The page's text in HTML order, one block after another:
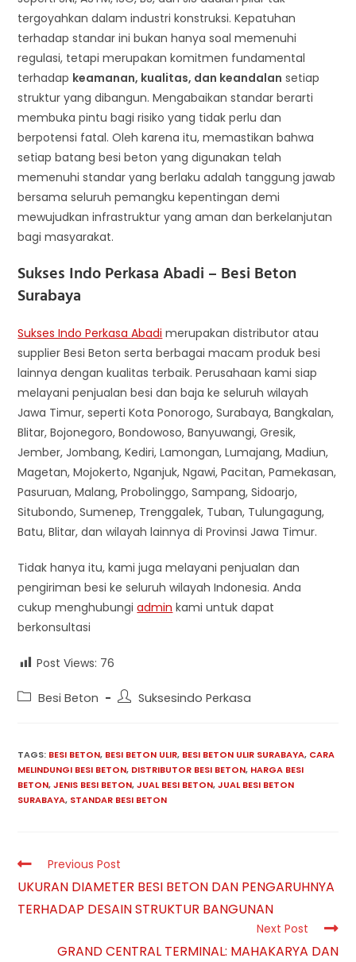
tergoyahkan dalam industri konstruksi. Kepatuhan
terhadap standar ini bukan hanya soal memenuhi
regulasi, tetapi merupakan komitmen fundamental
terhadap keamanan, kualitas, dan keandalan setiap
struktur yang dibangun. Mengabaikan standar berarti
membuka pintu bagi risiko yang tidak perlu dan
berpotensi fatal. Oleh karena itu, memastikan bahwa
setiap batang besi beton yang digunakan telah
memenuhi standar yang berlaku adalah tanggung jawab
bersama seluruh pemangku kepentingan demi
mewujudkan infrastruktur yang aman dan berkelanjutan
bagi masyarakat.
Sukses Indo Perkasa Abadi – Besi Beton
Surabaya
Sukses Indo Perkasa Abadi merupakan distributor atau
supplier Besi Beton serta berbagai macam produk besi
lainnya dengan kualitas terbaik. Perusahaan kami siap
melayani penjualan besi dan baja ke seluruh wilayah
Jawa Timur, seperti Kota Ponorogo, Surabaya, Bangkalan,
Blitar, Bojonegoro, Bondowoso, Banyuwangi, Gresik,
Jember, Jombang, Kediri, Lamongan, Lumajang, Madiun,
Magetan, Mojokerto, Nganjuk, Ngawi, Pacitan, Pamekasan,
Pasuruan, Malang, Probolinggo, Sampang, Sidoarjo,
Situbondo, Sumenep, Trenggalek, Tuban, Tulungagung,
Batu, Blitar, dan wilayah lainnya di Provinsi Jawa Timur.
Tidak hanya itu, kami juga melayani penjualan dan
pengiriman besi ke seluruh wilayah Indonesia. Anda
cukup menghubungiadmin kami untuk dapat
berkonsultasi
Post Views: 76
PostBesi Beton
PostSuksesindo Perkasa
TAGS: BESI BETON, BESI BETON ULIR, BESI BETON ULIR SURABAYA, CARA
MELINDUNGI BESI BETON, DISTRIBUTOR BESI BETON, HARGA BESI
BETON, JENIS BESI BETON, JUAL BESI BETON, JUAL BESI BETON
SURABAYA, STANDAR BESI BETON
Read
more
articles
Previous Post
UKURAN DIAMETER BESI BETON DAN PENGARUHNYA
TERHADAP DESAIN STRUKTUR BANGUNAN
Next Post
GRAND CENTRAL TERMINAL: MAHAKARYA DAN